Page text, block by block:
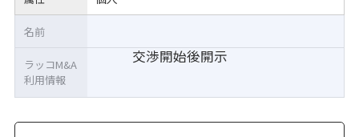
交渉開始後開示
名前
ラッコM&A
利用情報